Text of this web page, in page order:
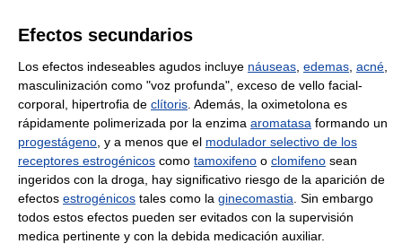
Efectos secundarios
Los efectos indeseables agudos incluye náuseas edemas acné
masculinización como "voz profunda", exceso de vello facial-
corporal, hipertrofia de clítoris . Además, la oximetolona es
rápidamente polimerizada por la enzima aromatasa formando un
progestágeno , y a menos que el modulador selectivo de los
receptores estrogénicos como tamoxifeno o clomifeno sean
ingeridos con la droga, hay significativo riesgo de la aparición de
efectos estrogénicos tales como la ginecomastia . Sin embargo
todos estos efectos pueden ser evitados con la supervisión
medica pertinente y con la debida medicación auxiliar.